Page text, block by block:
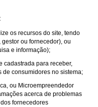
os recursos do site, tendo
ou fornecedor), ou
e informação);
cadastrada para receber,
consumidores no sistema;
ou Microempreendedor
acerca de problemas
fornecedores